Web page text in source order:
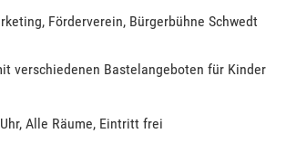
Förderverein, Bürgerbühne Schwedt
verschiedenen Bastelangeboten für Kinder
Alle Räume, Eintritt frei